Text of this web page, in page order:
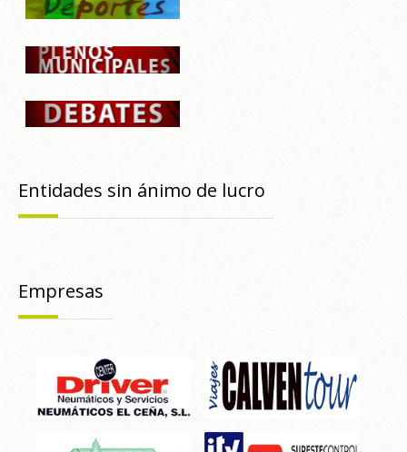
Entidades sin ánimo de lucro
Empresas